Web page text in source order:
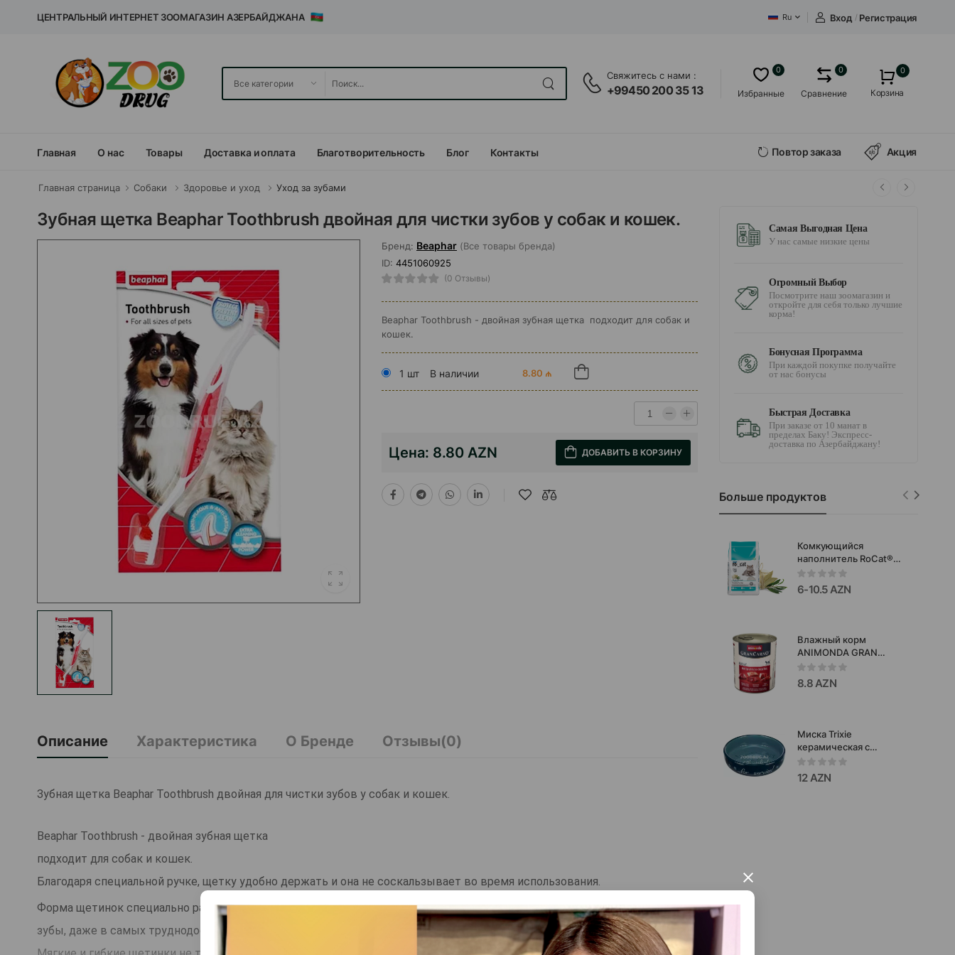
×
ЦЕНТРАЛЬНЫЙ ИНТЕРНЕТ ЗООМАГАЗИН АЗЕРБАЙДЖАНА Ru Вход / Регистрация
Свяжитесь с нами :
+99450 200 35 13 Избранные
0
Сравнение
0 0
Корзина
Главная О нас Товары Доставка и оплата Благотворительность Блог Контакты Повтор заказа Акция
Главная страница Собаки Здоровье и уход Уход за зубами
Зубная щетка Beaphar Toothbrush двойная для чистки зубов у собак и кошек.
Бренд: Beaphar (Все товары бренда)
ID: 4451060925
(0 Отзывы)
Beaphar Toothbrush - двойная зубная щетка подходит для собак и
кошек.
1 шт В наличии 8.80 ₼
Цена: 8.80 AZN ДОБАВИТЬ В КОРЗИНУ
Описание Характеристика О Бренде Отзывы(0)
Зубная щетка Beaphar Toothbrush двойная для чистки зубов у собак и кошек.
Beaphar Toothbrush - двойная зубная щетка
подходит для собак и кошек.
Благодаря специальной ручке, щетку удобно держать и она не соскальзывает во время использования.
Форма щетинок специально разработана по форме зубов животных, а щетинки разной длины помогают очистить все
зубы, даже в самых труднодоступных местах.
Самая Выгодная Цена
У нас самые низкие цены
Огромный Выбор
Посмотрите наш зоомагазин и
откройте для себя только лучшие
корма!
Бонусная Программа
При каждой покупке получайте
от нас бонусы
Быстрая Доставка
При заказе от 10 манат в
пределах Баку! Экспресс-
доставка по Азербайджану!
Больше продуктов
Комкующийся
наполнитель RoCat®
для кошачьего
туалета,бентонитовый,
с ароматом
6-10.5 AZN
Влажный корм
ANIMONDA GRAN
CARNO ORIGINAL ADULT
MULTIFLEISCH-
COCKTAIL для взрослых
гр.#82739
8.8 AZN
Миска Trixie
керамическая с
рисунком. Цвета: в
ассортименте,
для кошек 300 мл. Код
12 AZN